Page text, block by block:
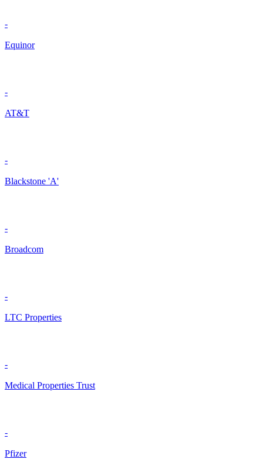
-
Equinor
-
AT&T
-
Blackstone 'A'
-
Broadcom
-
LTC Properties
-
Medical Properties Trust
-
Pfizer